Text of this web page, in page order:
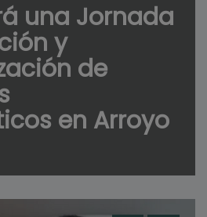
una Jornada
y
de
en Arroyo